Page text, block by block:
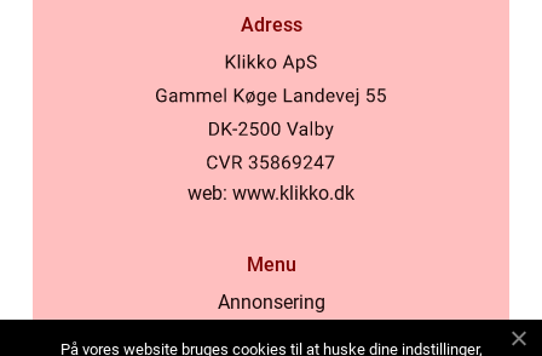
Adress
web: www.klikko.dk
Menu
Annonsering
På vores website bruges cookies til at huske dine indstillinger,